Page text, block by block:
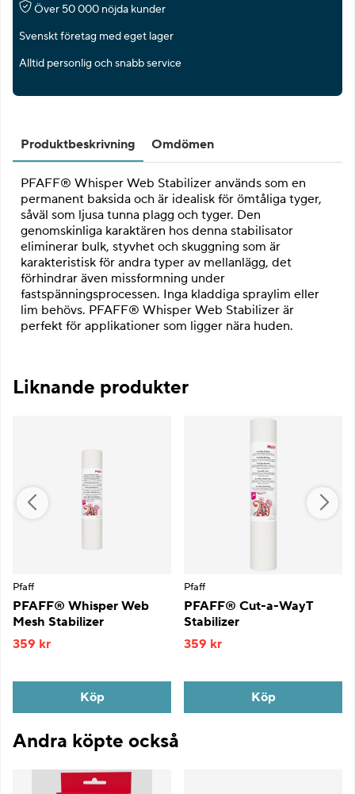
Över 50 000 nöjda kunder
Svenskt företag med eget lager
Alltid personlig och snabb service
Produktbeskrivning Omdömen
PFAFF® Whisper Web Stabilizer används som en
permanent baksida och är idealisk för ömtåliga tyger,
såväl som ljusa tunna plagg och tyger. Den
genomskinliga karaktären hos denna stabilisator
eliminerar bulk, styvhet och skuggning som är
karakteristisk för andra typer av mellanlägg, det
förhindrar även missformning under
fastspänningsprocessen. Inga kladdiga spraylim eller
lim behövs. PFAFF® Whisper Web Stabilizer är
perfekt för applikationer som ligger nära huden.
Liknande produkter
Pfaff
PFAFF® Whisper Web
Mesh Stabilizer
359 kr
Köp
Pfaff
PFAFF® Cut-a-WayT
Stabilizer
359 kr
Köp
Andra köpte också